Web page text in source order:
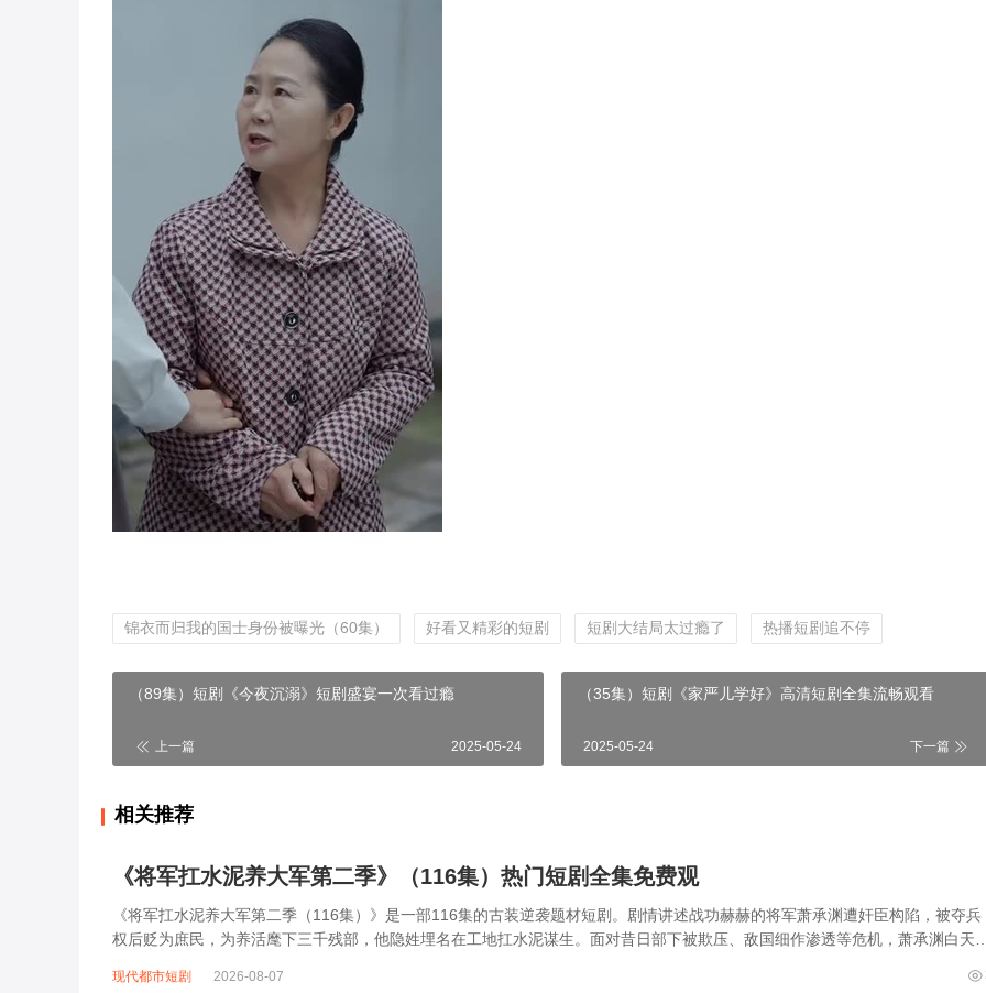
锦衣而归我的国士身份被曝光（60集） 好看又精彩的短剧 短剧大结局太过瘾了 热播短剧追不停
（89集）短剧《今夜沉溺》短剧盛宴一次看过瘾
上一篇 2025-05-24
（35集）短剧《家严儿学好》高清短剧全集流畅观看
2025-05-24 下一篇
相关推荐
《将军扛水泥养大军第二季》（116集）热门短剧全集免费观
《将军扛水泥养大军第二季（116集）》是一部116集的古装逆袭题材短剧。剧情讲述战功赫赫的将军萧承渊遭奸臣构陷，被夺兵
权后贬为庶民，为养活麾下三千残部，他隐姓埋名在工地扛水泥谋生。面对昔日部下被欺压、敌国细作渗透等危机，萧承渊白天在
现代都市短剧 2026-08-07